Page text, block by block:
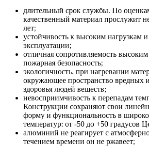
длительный срок службы. По
качественный материал прослужит
лет;
устойчивость к высоким нагрузкам
эксплуатации;
отличная сопротивляемость
пожарная безопасность;
экологичность. при нагревании
окружающее пространство вредных
здоровья людей веществ;
невосприимчивость к перепадам
Конструкции сохраняют свои
форму и функциональность в
температур: от -50 до +50 градусов
алюминий не реагирует с
течением времени он не ржавеет;